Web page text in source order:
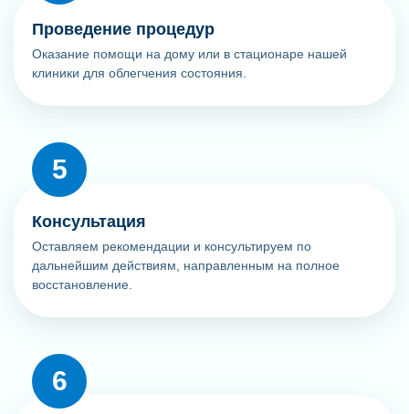
Проведение процедур
Оказание помощи на дому или в стационаре нашей
клиники для облегчения состояния.
Консультация
Оставляем рекомендации и консультируем по
дальнейшим действиям, направленным на полное
восстановление.